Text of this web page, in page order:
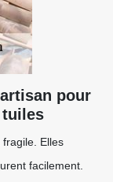
pour
tuiles
fragile. Elles
facilement.